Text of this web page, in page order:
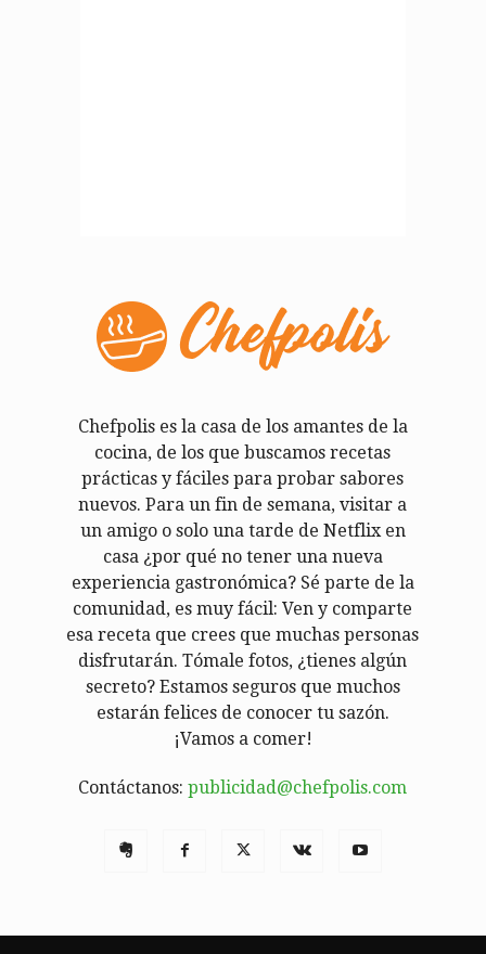
Chefpolis es la casa de los amantes de la
cocina, de los que buscamos recetas
prácticas y fáciles para probar sabores
nuevos. Para un fin de semana, visitar a
un amigo o solo una tarde de Netflix en
casa ¿por qué no tener una nueva
experiencia gastronómica? Sé parte de la
comunidad, es muy fácil: Ven y comparte
esa receta que crees que muchas personas
disfrutarán. Tómale fotos, ¿tienes algún
secreto? Estamos seguros que muchos
estarán felices de conocer tu sazón.
¡Vamos a comer!
Contáctanos:publicidad@chefpolis.com